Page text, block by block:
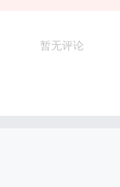
暂无评论